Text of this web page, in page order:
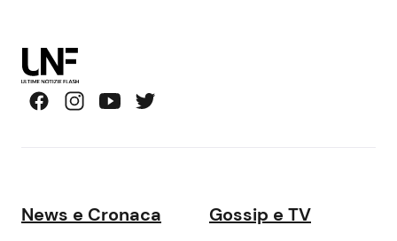
News e Cronaca Gossip e TV